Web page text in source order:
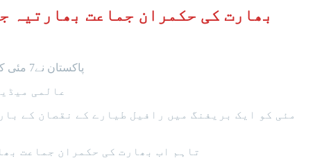
پاکستان نے7 مئی کو بھارت کی جانب سے پاکستانی سرزمین پر جارحیت کے ردعمل میں بھارت کے 6 طیارے مار گرائے تھے جن میں 3 رافیل بھی شامل تھے۔
عالمی
تاہم اب بھارت کی حکمران جماعت بھارتیہ جنتا